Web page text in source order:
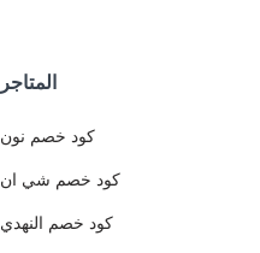
المتاجر
كود خصم نون
كود خصم شي ان
كود خصم النهدي